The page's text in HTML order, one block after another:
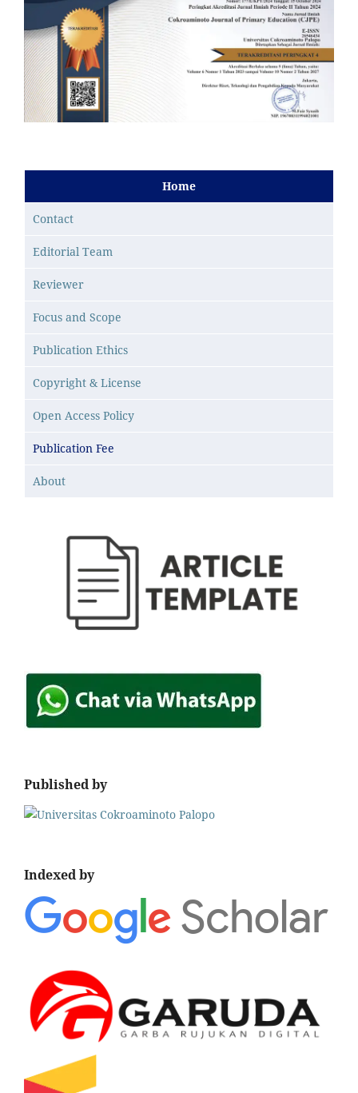
Home
Contact
Editorial Team
Reviewer
Focus and Scope
Publication Ethics
Copyright & License
Open Access Policy
Publication Fee
About
Published by
Indexed by